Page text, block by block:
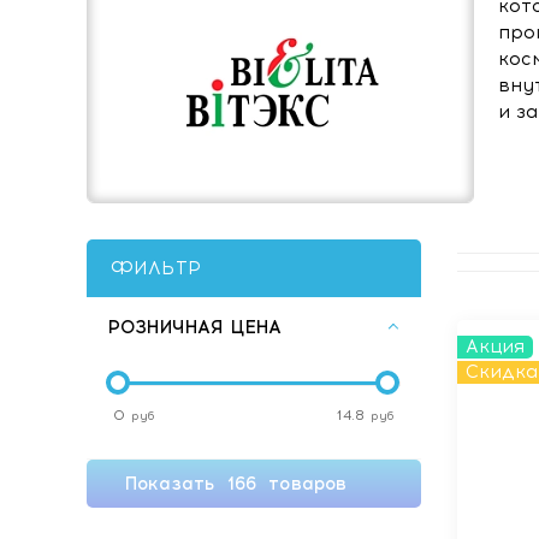
и
ФИЛЬТР
РОЗНИЧНАЯ ЦЕНА
0 руб 14.8 руб
Показать 166 товаров
Акция
Скидка